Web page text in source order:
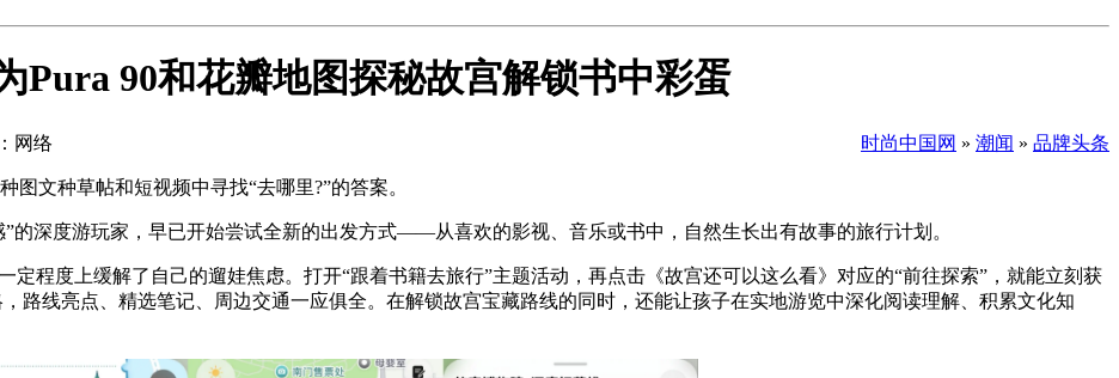
Pura 90和花瓣地图探秘故宫解锁书中彩蛋
网络 时尚中国网 » 潮闻 » 品牌头条
文种草帖和短视频中寻找“去哪里?”的答案。
的深度游玩家，早已开始尝试全新的出发方式——从喜欢的影视、音乐或书中，自然生长出有故事的旅行计划。
定程度上缓解了自己的遛娃焦虑。打开“跟着书籍去旅行”主题活动，再点击《故宫还可以这么看》对应的“前往探索”，就能立刻获
路线亮点、精选笔记、周边交通一应俱全。在解锁故宫宝藏路线的同时，还能让孩子在实地游览中深化阅读理解、积累文化知